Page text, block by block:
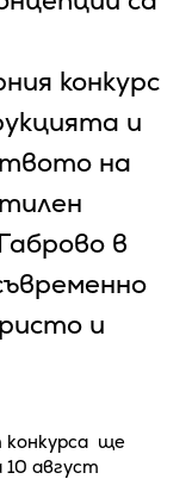
конкурс
и
на
в
и
ще
10 август